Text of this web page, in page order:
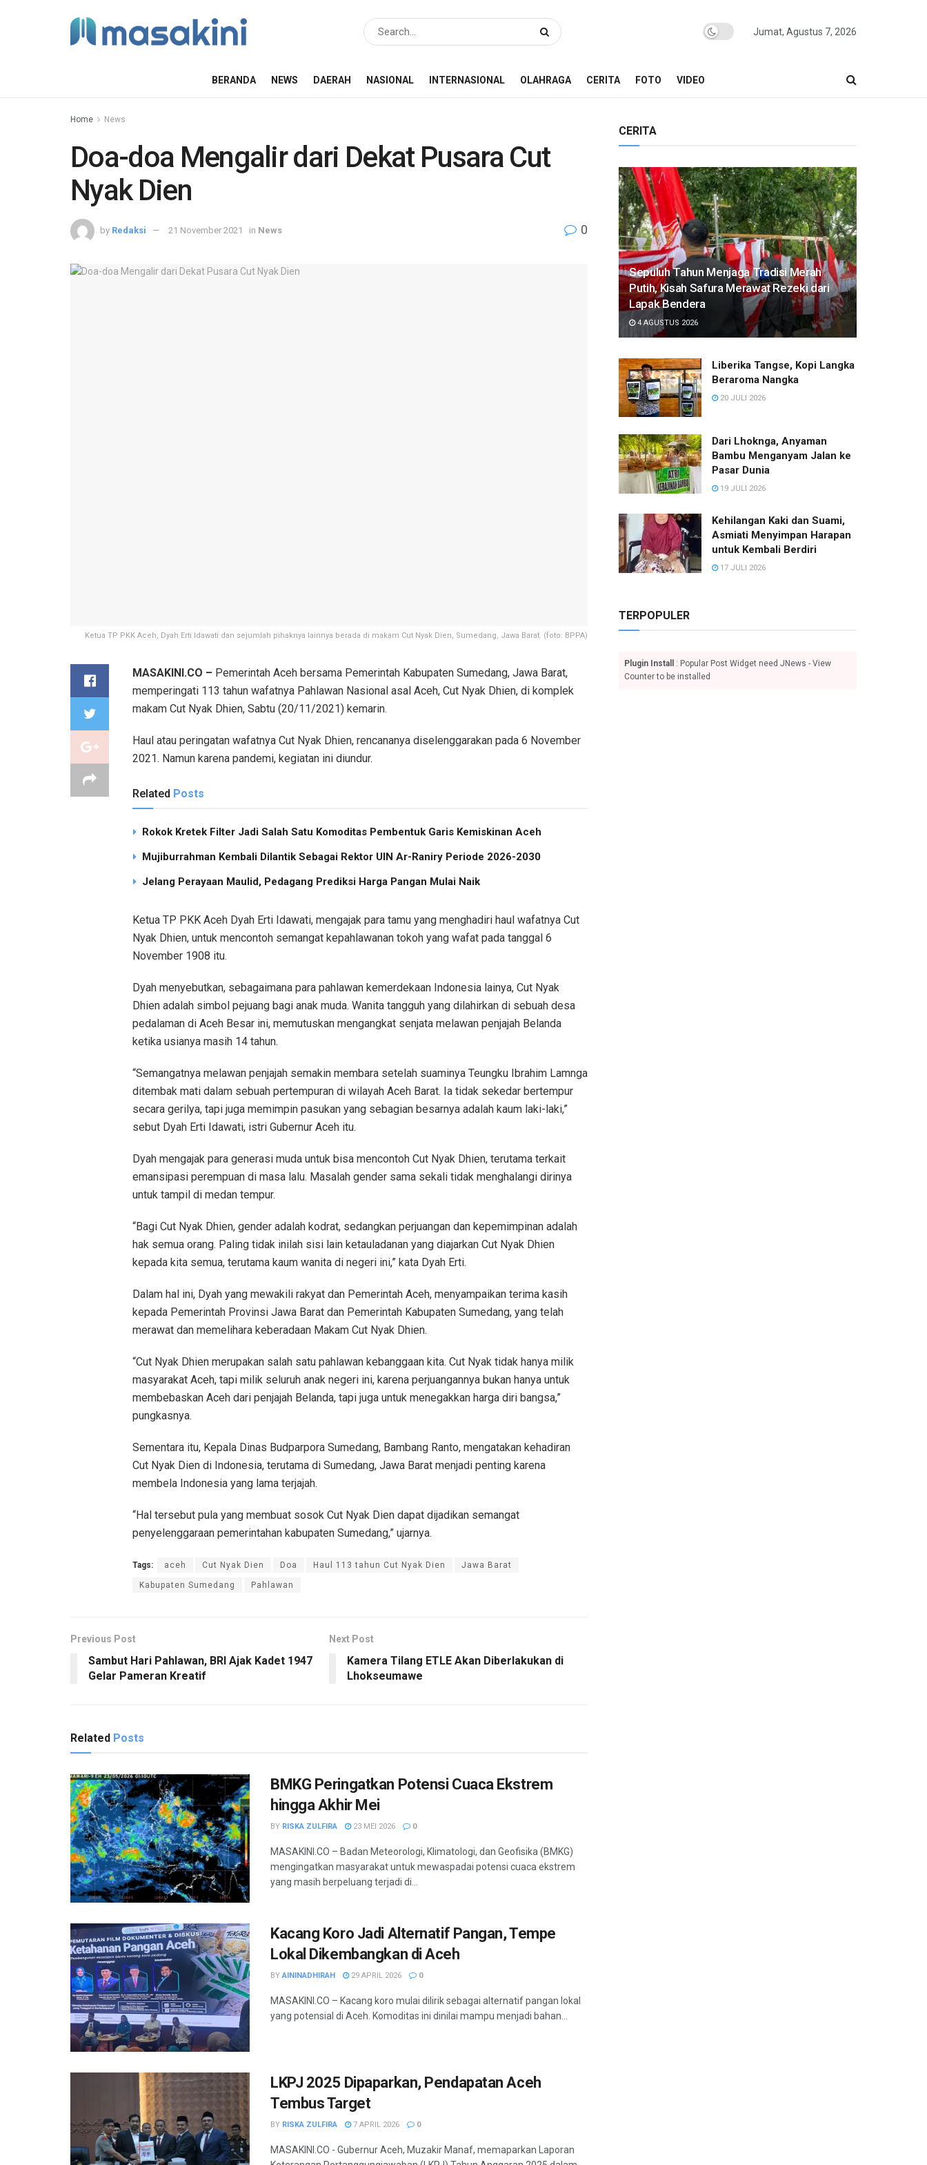
Jumat, Agustus 7, 2026
BERANDA NEWS DAERAH NASIONAL INTERNASIONAL OLAHRAGA CERITA FOTO VIDEO
Home News
Doa-doa Mengalir dari Dekat Pusara Cut
Nyak Dien
by Redaksi 21 November 2021 in News 0
Ketua TP PKK Aceh, Dyah Erti Idawati dan sejumlah pihaknya lainnya berada di makam Cut Nyak Dien, Sumedang, Jawa Barat. (foto: BPPA)
MASAKINI.CO – Pemerintah Aceh bersama Pemerintah Kabupaten Sumedang, Jawa Barat,
memperingati 113 tahun wafatnya Pahlawan Nasional asal Aceh, Cut Nyak Dhien, di komplek
makam Cut Nyak Dhien, Sabtu (20/11/2021) kemarin.
Haul atau peringatan wafatnya Cut Nyak Dhien, rencananya diselenggarakan pada 6 November
2021. Namun karena pandemi, kegiatan ini diundur.
Related Posts
Rokok Kretek Filter Jadi Salah Satu Komoditas Pembentuk Garis Kemiskinan Aceh
Mujiburrahman Kembali Dilantik Sebagai Rektor UIN Ar-Raniry Periode 2026-2030
Jelang Perayaan Maulid, Pedagang Prediksi Harga Pangan Mulai Naik
Ketua TP PKK Aceh Dyah Erti Idawati, mengajak para tamu yang menghadiri haul wafatnya Cut
Nyak Dhien, untuk mencontoh semangat kepahlawanan tokoh yang wafat pada tanggal 6
November 1908 itu.
Dyah menyebutkan, sebagaimana para pahlawan kemerdekaan Indonesia lainya, Cut Nyak
Dhien adalah simbol pejuang bagi anak muda. Wanita tangguh yang dilahirkan di sebuah desa
pedalaman di Aceh Besar ini, memutuskan mengangkat senjata melawan penjajah Belanda
ketika usianya masih 14 tahun.
“Semangatnya melawan penjajah semakin membara setelah suaminya Teungku Ibrahim Lamnga
ditembak mati dalam sebuah pertempuran di wilayah Aceh Barat. Ia tidak sekedar bertempur
secara gerilya, tapi juga memimpin pasukan yang sebagian besarnya adalah kaum laki-laki,”
sebut Dyah Erti Idawati, istri Gubernur Aceh itu.
Dyah mengajak para generasi muda untuk bisa mencontoh Cut Nyak Dhien, terutama terkait
emansipasi perempuan di masa lalu. Masalah gender sama sekali tidak menghalangi dirinya
untuk tampil di medan tempur.
“Bagi Cut Nyak Dhien, gender adalah kodrat, sedangkan perjuangan dan kepemimpinan adalah
hak semua orang. Paling tidak inilah sisi lain ketauladanan yang diajarkan Cut Nyak Dhien
kepada kita semua, terutama kaum wanita di negeri ini,” kata Dyah Erti.
Dalam hal ini, Dyah yang mewakili rakyat dan Pemerintah Aceh, menyampaikan terima kasih
kepada Pemerintah Provinsi Jawa Barat dan Pemerintah Kabupaten Sumedang, yang telah
merawat dan memelihara keberadaan Makam Cut Nyak Dhien.
“Cut Nyak Dhien merupakan salah satu pahlawan kebanggaan kita. Cut Nyak tidak hanya milik
masyarakat Aceh, tapi milik seluruh anak negeri ini, karena perjuangannya bukan hanya untuk
membebaskan Aceh dari penjajah Belanda, tapi juga untuk menegakkan harga diri bangsa,”
pungkasnya.
Sementara itu, Kepala Dinas Budparpora Sumedang, Bambang Ranto, mengatakan kehadiran
Cut Nyak Dien di Indonesia, terutama di Sumedang, Jawa Barat menjadi penting karena
membela Indonesia yang lama terjajah.
“Hal tersebut pula yang membuat sosok Cut Nyak Dien dapat dijadikan semangat
penyelenggaraan pemerintahan kabupaten Sumedang,” ujarnya.
Tags: aceh Cut Nyak Dien Doa Haul 113 tahun Cut Nyak Dien Jawa Barat
Kabupaten Sumedang Pahlawan
Previous Post
Sambut Hari Pahlawan, BRI Ajak Kadet 1947
Gelar Pameran Kreatif
Next Post
Kamera Tilang ETLE Akan Diberlakukan di
Lhokseumawe
Related Posts
BMKG Peringatkan Potensi Cuaca Ekstrem
hingga Akhir Mei
BY RISKA ZULFIRA 23 MEI 2026 0
MASAKINI.CO – Badan Meteorologi, Klimatologi, dan Geofisika (BMKG)
mengingatkan masyarakat untuk mewaspadai potensi cuaca ekstrem
yang masih berpeluang terjadi di...
Kacang Koro Jadi Alternatif Pangan, Tempe
Lokal Dikembangkan di Aceh
BY AININADHIRAH 29 APRIL 2026 0
MASAKINI.CO – Kacang koro mulai dilirik sebagai alternatif pangan lokal
yang potensial di Aceh. Komoditas ini dinilai mampu menjadi bahan...
LKPJ 2025 Dipaparkan, Pendapatan Aceh
Tembus Target
BY RISKA ZULFIRA 7 APRIL 2026 0
MASAKINI.CO - Gubernur Aceh, Muzakir Manaf, memaparkan Laporan
CERITA
Sepuluh Tahun Menjaga Tradisi Merah
Putih, Kisah Safura Merawat Rezeki dari
Lapak Bendera
4 AGUSTUS 2026
Liberika Tangse, Kopi Langka
Beraroma Nangka
20 JULI 2026
Dari Lhoknga, Anyaman
Bambu Menganyam Jalan ke
Pasar Dunia
19 JULI 2026
Kehilangan Kaki dan Suami,
Asmiati Menyimpan Harapan
untuk Kembali Berdiri
17 JULI 2026
TERPOPULER
Plugin Install
: Popular Post Widget need JNews - View
Counter to be installed